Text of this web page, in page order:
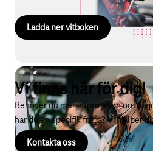
Ladda ner vitboken
Vi finns här för dig!
Behöver du mer information om
har du en specifik fråga? Vi hjälper
Kontakta oss